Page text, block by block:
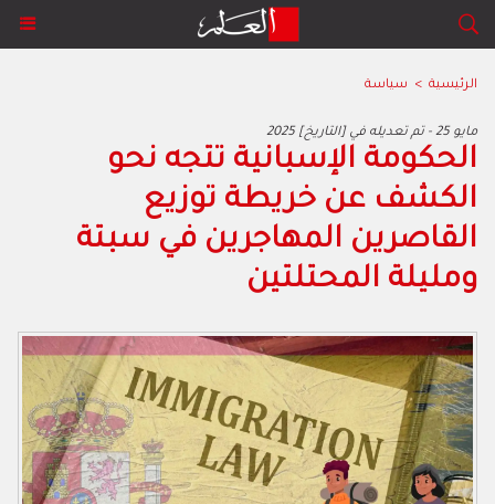
الرئيسية > سياسة
2025 مايو 25 - تم تعديله في [التاريخ]
الحكومة الإسبانية تتجه نحو
الكشف عن خريطة توزيع
القاصرين المهاجرين في سبتة
ومليلة المحتلتين